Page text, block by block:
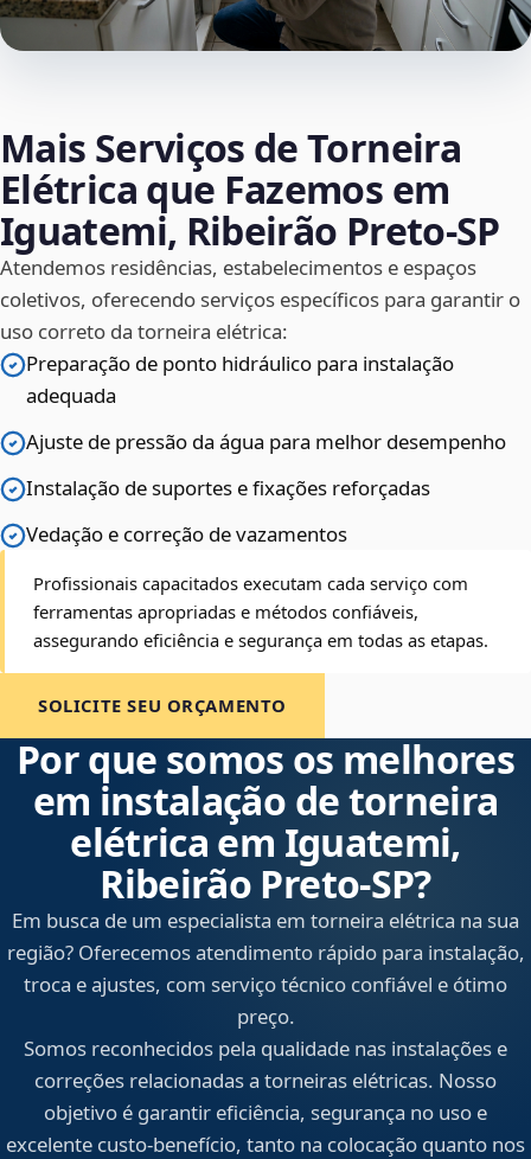
Mais Serviços de Torneira
Elétrica que Fazemos em
Iguatemi, Ribeirão Preto‑SP
Atendemos residências, estabelecimentos e espaços
coletivos, oferecendo serviços específicos para garantir o
uso correto da torneira elétrica:
Preparação de ponto hidráulico para instalação
adequada
Ajuste de pressão da água para melhor desempenho
Instalação de suportes e fixações reforçadas
Vedação e correção de vazamentos
Profissionais capacitados executam cada serviço com
ferramentas apropriadas e métodos confiáveis,
assegurando eficiência e segurança em todas as etapas.
SOLICITE SEU ORÇAMENTO
Por que somos os melhores
em instalação de torneira
elétrica em Iguatemi,
Ribeirão Preto‑SP?
Em busca de um especialista em torneira elétrica na sua
região? Oferecemos atendimento rápido para instalação,
troca e ajustes, com serviço técnico confiável e ótimo
preço.
Somos reconhecidos pela qualidade nas instalações e
correções relacionadas a torneiras elétricas. Nosso
objetivo é garantir eficiência, segurança no uso e
excelente custo-benefício, tanto na colocação quanto nos